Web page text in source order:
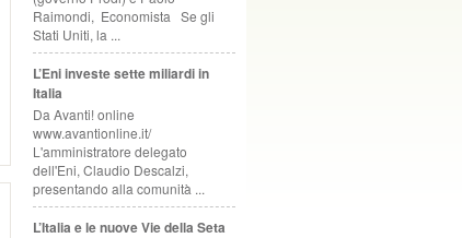
Raimondi, Economista Se gli
Stati Uniti, la ...
L’Eni investe sette miliardi in
Italia
Da Avanti! online
www.avantionline.it/
L'amministratore delegato
dell'Eni, Claudio Descalzi,
presentando alla comunità ...
L’Italia e le nuove Vie della Seta